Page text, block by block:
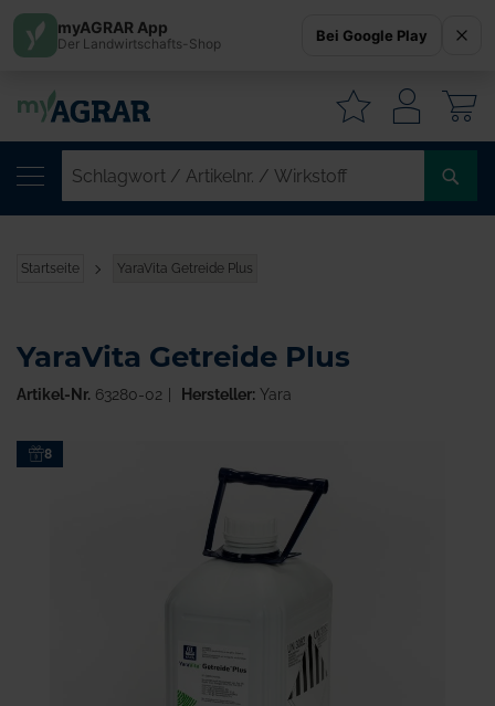
Startseite YaraVita Getreide Plus
Zum8
YaraVita Getreide Plus
Artikel-Nr. 63280-02 Hersteller:Yara
myAGRAR App
Der Landwirtschafts-Shop Bei Google Play